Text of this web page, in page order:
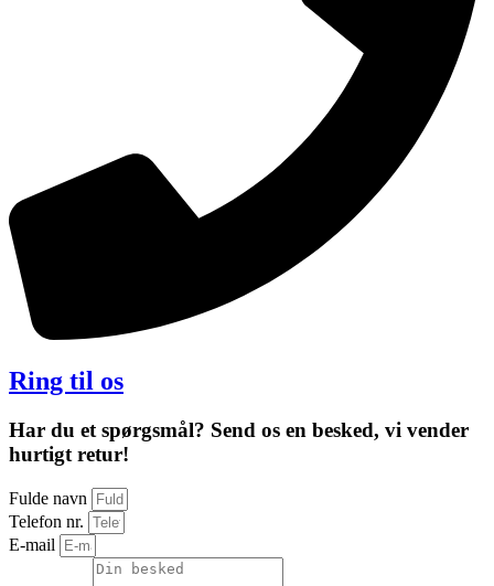
Ring til os
Har du et spørgsmål? Send os en besked, vi vender
hurtigt retur!
Fulde navn
Telefon nr.
E-mail